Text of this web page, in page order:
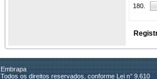
180.
Embrapa
Todos os direitos reservados, conforme Lei n° 9.610